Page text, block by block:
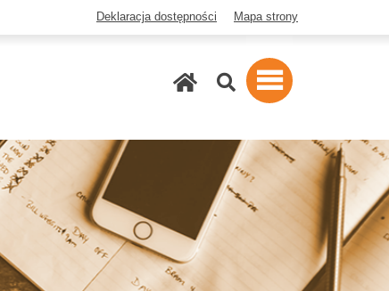
Deklaracja dostępności Mapa strony
Szukaj